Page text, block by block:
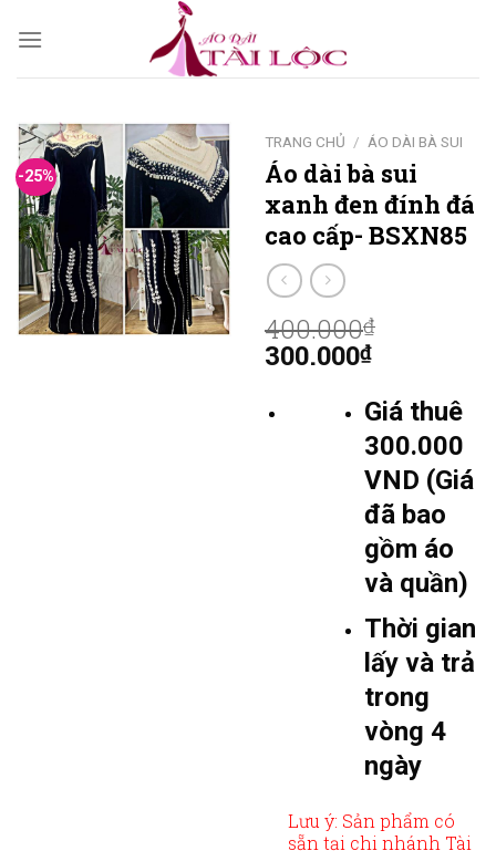
-25%
TRANG CHỦ / ÁO DÀI BÀ SUI
Áo dài bà sui
xanh đen đính đá
cao cấp- BSXN85
400.000₫
300.000₫
Giá thuê
300.000
VND (Giá
đã bao
gồm áo
và quần)
Thời gian
lấy và trả
trong
vòng 4
ngày
Lưu ý: Sản phẩm có
sẵn tại chi nhánh Tài